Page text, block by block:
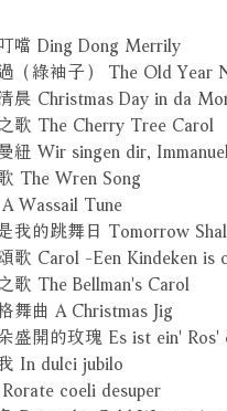
噹 Ding Dong Merrily
（綠袖子） The Old Year
晨 Christmas Day in da
歌 The Cherry Tree Carol
紐 Wir singen dir, Immanuel
The Wren Song
Wassail Tune
我的跳舞日 Tomorrow
歌 Carol -Een Kindeken is
歌 The Bellman's Carol
舞曲 A Christmas Jig
盛開的玫瑰 Es ist ein' Ros'
In dulci jubilo
coeli desuper